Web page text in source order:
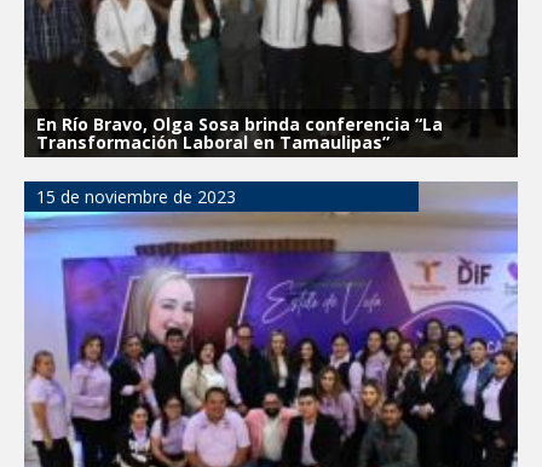
En Río Bravo, Olga Sosa brinda conferencia “La
Transformación Laboral en Tamaulipas”
15 de noviembre de 2023